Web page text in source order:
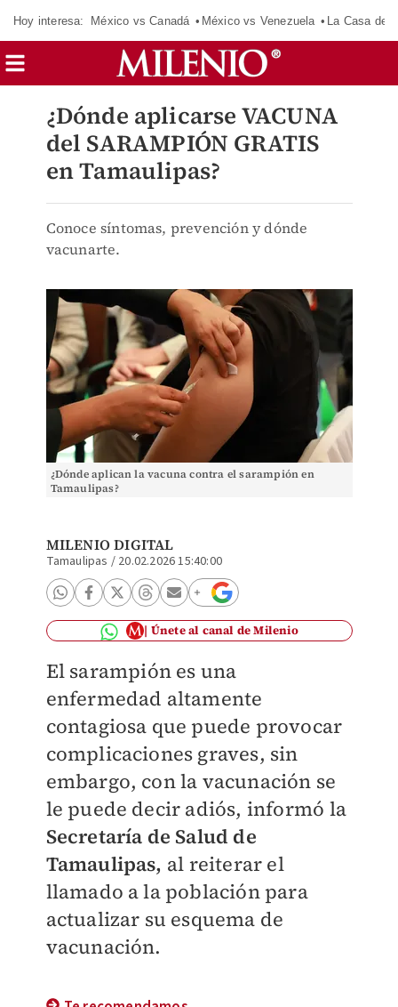
Hoy interesa: México vs Canadá México vs Venezuela La Casa de
¿Dónde aplicarse VACUNA
del SARAMPIÓN GRATIS
en Tamaulipas?
Conoce síntomas, prevención y dónde
vacunarte.
¿Dónde aplican la vacuna contra el sarampión en
Tamaulipas?
MILENIO DIGITAL
Tamaulipas / 20.02.2026 15:40:00
Únete al canal de Milenio
El sarampión es una
enfermedad altamente
contagiosa que puede provocar
complicaciones graves, sin
embargo, con la vacunación se
le puede decir adiós, informó la
Secretaría de Salud de
Tamaulipas, al reiterar el
llamado a la población para
actualizar su esquema de
vacunación.